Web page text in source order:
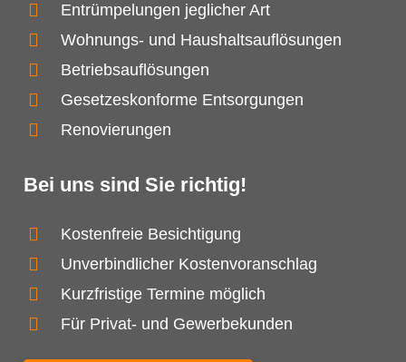
Entrümpelungen jeglicher Art
Wohnungs- und Haushaltsauflösungen
Betriebsauflösungen
Gesetzeskonforme Entsorgungen
Renovierungen
Bei uns sind Sie richtig!
Kostenfreie Besichtigung
Unverbindlicher Kostenvoranschlag
Kurzfristige Termine möglich
Für Privat- und Gewerbekunden